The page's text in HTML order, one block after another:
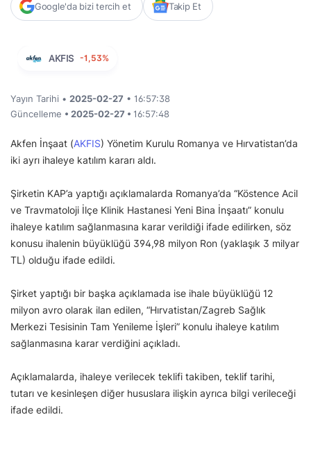
Google'da bizi tercih et Takip Et
AKFIS -1,53%
Yayın Tarihi • 2025-02-27 • 16:57:38
Güncelleme • 2025-02-27 • 16:57:48
Akfen İnşaat (AKFIS) Yönetim Kurulu Romanya ve Hırvatistan’da
iki ayrı ihaleye katılım kararı aldı.
Şirketin KAP’a yaptığı açıklamalarda Romanya’da “Köstence Acil
ve Travmatoloji İlçe Klinik Hastanesi Yeni Bina İnşaatı” konulu
ihaleye katılım sağlanmasına karar verildiği ifade edilirken, söz
konusu ihalenin büyüklüğü 394,98 milyon Ron (yaklaşık 3 milyar
TL) olduğu ifade edildi.
Şirket yaptığı bir başka açıklamada ise ihale büyüklüğü 12
milyon avro olarak ilan edilen, “Hırvatistan/Zagreb Sağlık
Merkezi Tesisinin Tam Yenileme İşleri” konulu ihaleye katılım
sağlanmasına karar verdiğini açıkladı.
Açıklamalarda, ihaleye verilecek teklifi takiben, teklif tarihi,
tutarı ve kesinleşen diğer hususlara ilişkin ayrıca bilgi verileceği
ifade edildi.